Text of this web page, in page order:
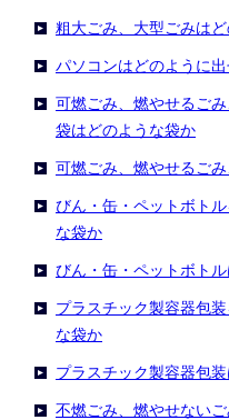
粗大ごみ、大型ごみは
パソコンはどのように
可燃ごみ、燃やせるご
袋はどのような袋か
可燃ごみ、燃やせるご
びん・缶・ペットボト
な袋か
びん・缶・ペットボト
プラスチック製容器包
な袋か
プラスチック製容器包
不燃ごみ、燃やせない